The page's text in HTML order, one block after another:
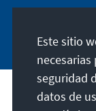
Dirección
Este sitio
seguridad
datos de